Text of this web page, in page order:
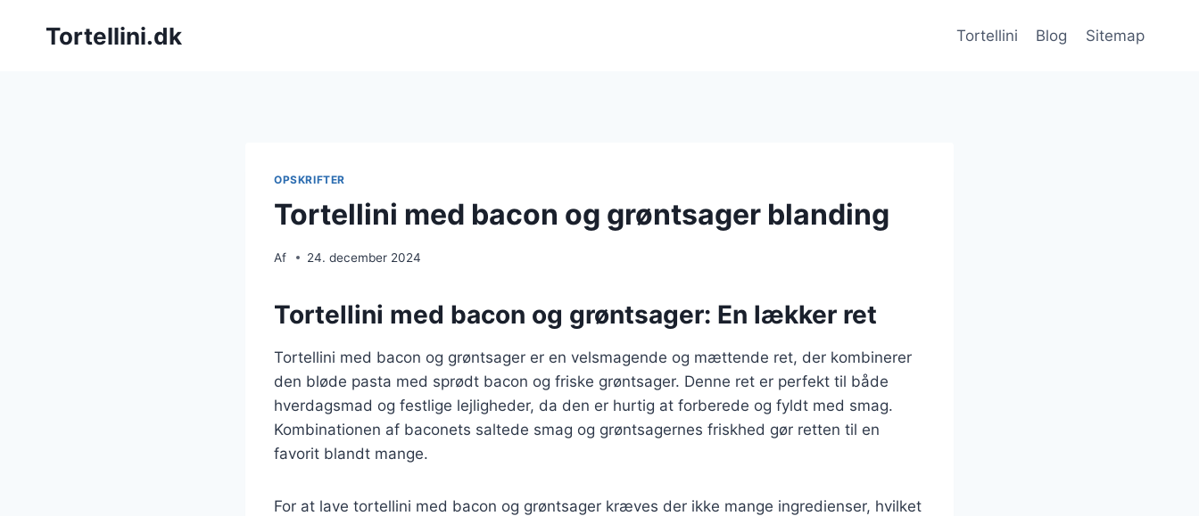
Tortellini.dk Tortellini Blog Sitemap
OPSKRIFTER
Tortellini med bacon og grøntsager blanding
Af 24. december 2024
Tortellini med bacon og grøntsager: En lækker ret
Tortellini med bacon og grøntsager er en velsmagende og mættende ret, der kombinerer
den bløde pasta med sprødt bacon og friske grøntsager. Denne ret er perfekt til både
hverdagsmad og festlige lejligheder, da den er hurtig at forberede og fyldt med smag.
Kombinationen af baconets saltede smag og grøntsagernes friskhed gør retten til en
favorit blandt mange.
For at lave tortellini med bacon og grøntsager kræves der ikke mange ingredienser, hvilket